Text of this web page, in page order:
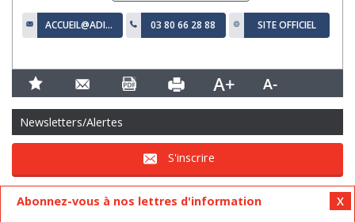
ACCUEIL@ADIL21.FR 03 80 66 28 88 SITE OFFICIEL
Newsletters/Alertes
S'inscrire
Abonnez-vous à nos lettres d'information